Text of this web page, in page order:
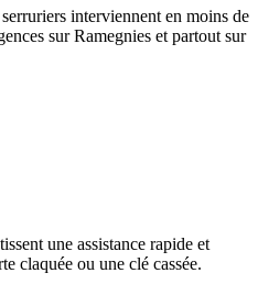
interviennent en moins de
sur Ramegnies et partout sur
une assistance rapide et
claquée ou une clé cassée.